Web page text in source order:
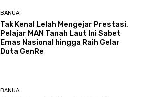
BANUA
Tak Kenal Lelah Mengejar Prestasi,
Pelajar MAN Tanah Laut Ini Sabet
Emas Nasional hingga Raih Gelar
Duta GenRe
BANUA